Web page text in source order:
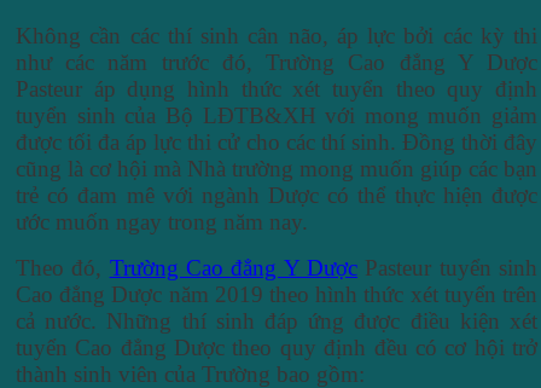
Không cần các thí sinh cân não, áp lực bởi các kỳ thi
như các năm trước đó, Trường Cao đẳng Y Dược
Pasteur áp dụng hình thức xét tuyển theo quy định
tuyển sinh của Bộ LĐTB&XH với mong muốn giảm
được tối đa áp lực thi cử cho các thí sinh. Đồng thời đây
cũng là cơ hội mà Nhà trường mong muốn giúp các bạn
trẻ có đam mê với ngành Dược có thể thực hiện được
ước muốn ngay trong năm nay.
Theo đó, Trường Cao đẳng Y Dược Pasteur tuyển sinh
Cao đẳng Dược năm 2019 theo hình thức xét tuyển trên
cả nước. Những thí sinh đáp ứng được điều kiện xét
tuyển Cao đẳng Dược theo quy định đều có cơ hội trở
thành sinh viên của Trường bao gồm: